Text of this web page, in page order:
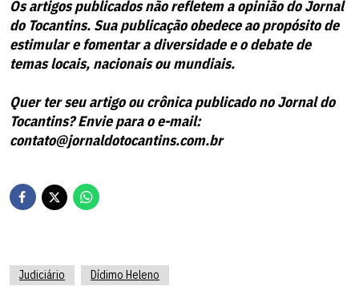
Os artigos publicados não refletem a opinião do Jornal
do Tocantins. Sua publicação obedece ao propósito de
estimular e fomentar a diversidade e o debate de
temas locais, nacionais ou mundiais.
Quer ter seu artigo ou crônica publicado no Jornal do
Tocantins? Envie para o e-mail:
contato@jornaldotocantins.com.br
Judiciário Dídimo Heleno